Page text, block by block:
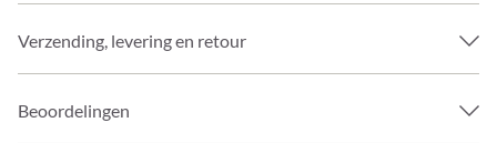
Verzending, levering en retour
Beoordelingen